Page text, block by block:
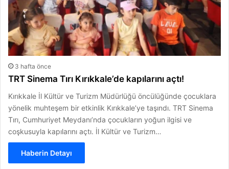
3 hafta önce
TRT Sinema Tırı Kırıkkale’de kapılarını açtı!
Kırıkkale İl Kültür ve Turizm Müdürlüğü öncülüğünde çocuklara
yönelik muhteşem bir etkinlik Kırıkkale’ye taşındı. TRT Sinema
Tırı, Cumhuriyet Meydanı’nda çocukların yoğun ilgisi ve
coşkusuyla kapılarını açtı. İl Kültür ve Turizm…
Haberin Detayı